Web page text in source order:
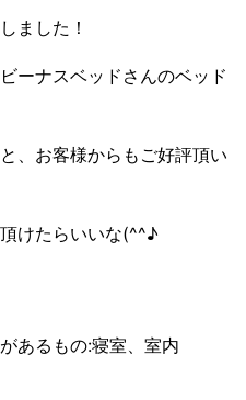
ました！
ーナスベッドさんのベッド
、お客様からもご好評頂い
けたらいいな(^^♪